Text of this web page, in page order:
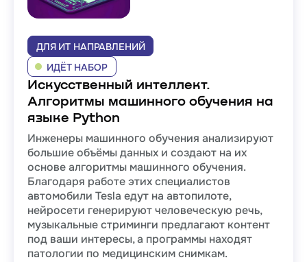
ДЛЯ ИТ НАПРАВЛЕНИЙ
ИДЁТ НАБОР
Искусственный интеллект.
Алгоритмы машинного обучения на
языке Python
Инженеры машинного обучения анализируют
большие объёмы данных и создают на их
основе алгоритмы машинного обучения.
Благодаря работе этих специалистов
автомобили Tesla едут на автопилоте,
нейросети генерируют человеческую речь,
музыкальные стриминги предлагают контент
под ваши интересы, а программы находят
патологии по медицинским снимкам.